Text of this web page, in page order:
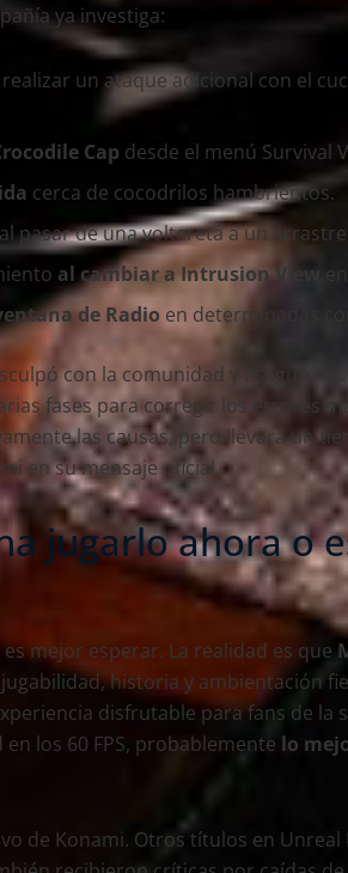
ya investiga:
realizar un ataque adicional con el
Cap desde el menú Survival
cerca de cocodrilos hambrientos.
al pasar de una voltereta a un
al cambiar a Intrusion View
de Radio en determinadas
con la comunidad y aseguró
fases para corregir los errores
las causas, pero llevará un
en su mensaje oficial.
jugarlo ahora o
mejor esperar. La realidad es que
historia y ambientación
disfrutable para fans de la
los 60 FPS, probablemente lo
de Konami. Otros títulos en Unreal